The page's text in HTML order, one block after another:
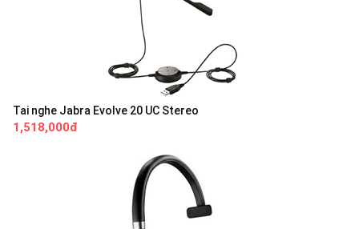
Tai nghe Jabra Evolve 20 UC Stereo
1,518,000đ